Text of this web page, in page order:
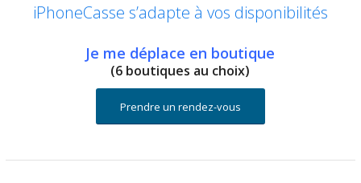
iPhoneCasse s’adapte à vos disponibilités
Je me déplace en boutique
(6 boutiques au choix)
Prendre un rendez-vous